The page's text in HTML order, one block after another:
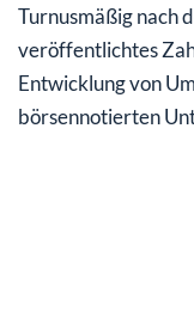
Turnusmäßig nach
veröffentlichtes
Entwicklung von
börsennotierten